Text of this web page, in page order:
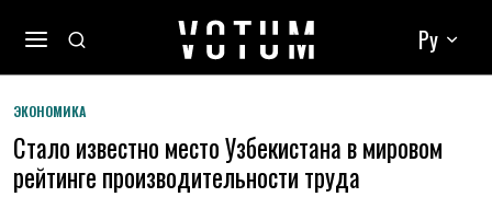
Ру
ЭКОНОМИКА
Стало известно место Узбекистана в мировом
рейтинге производительности труда